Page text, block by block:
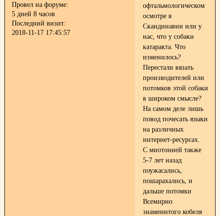
Провел на форуме:
5 дней 8 часов
Последний визит:
2018-11-17 17:45:57
офтальмологическом
осмотре в
Скандинавии или у
нас, что у собаки
катаракта. Что
изменилось?
Перестали вязать
производителей или
потомков этой собаки
в широком смысле?
На самом деле лишь
повод почесать языки
на различных
интернет-ресурсах.
С миотонией также
5-7 лет назад
поужасались,
пошарахались, и
дальше потомки
Всемирно
знаменитого кобеля